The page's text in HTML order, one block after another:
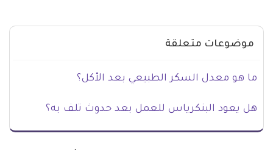
موضوعات متعلقة
ما هو معدل السكر الطبيعي بعد الأكل؟
هل يعود البنكرياس للعمل بعد حدوث تلف به؟